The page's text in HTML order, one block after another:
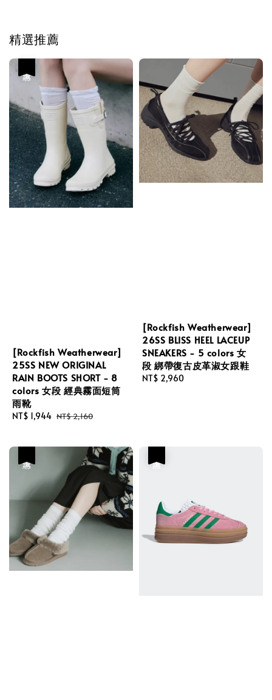
精選推薦
[Rockfish Weatherwear]
25SS NEW ORIGINAL
RAIN BOOTS SHORT - 8
colors 女段 經典霧面短筒
雨靴
Sale
NT$ 1,944 Regular
NT$ 2,160
[Rockfish Weatherwear]
26SS BLISS HEEL LACEUP
SNEAKERS - 5 colors 女
段 綁帶復古皮革淑女跟鞋
Regular
NT$ 2,960